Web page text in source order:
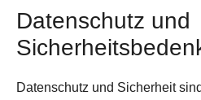
Datenschutz und
Datenschutz und Sicherheit